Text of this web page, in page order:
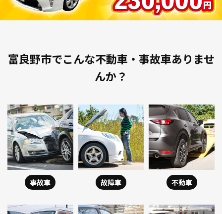
富良野市でこんな不動車・事故車ありませ
んか？
事故車 故障車 不動車